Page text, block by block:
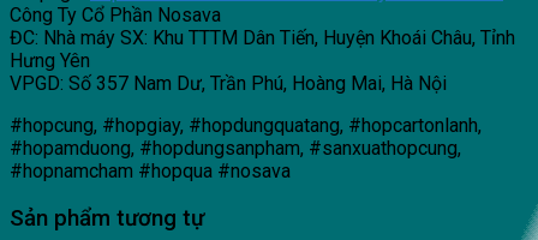
Công Ty Cổ Phần Nosava
ĐC: Nhà máy SX: Khu TTTM Dân Tiến, Huyện Khoái Châu, Tỉnh
Hưng Yên
VPGD: Số 357 Nam Dư, Trần Phú, Hoàng Mai, Hà Nội
#hopcung, #hopgiay, #hopdungquatang, #hopcartonlanh,
#hopamduong, #hopdungsanpham, #sanxuathopcung,
#hopnamcham #hopqua #nosava
Sản phẩm tương tự